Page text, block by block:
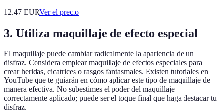
12.47 EURVer el precio
3. Utiliza maquillaje de efecto especial
El maquillaje puede cambiar radicalmente la apariencia de un
disfraz. Considera emplear maquillaje de efectos especiales para
crear heridas, cicatrices o rasgos fantasmales. Existen tutoriales en
YouTube que te guiarán en cómo aplicar este tipo de maquillaje de
manera efectiva. No subestimes el poder del maquillaje
correctamente aplicado; puede ser el toque final que haga destacar tu
disfraz.